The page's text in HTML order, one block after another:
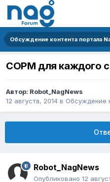
Обсуждение контента портала
СОРМ для каждого
Автор: Robot_NagNews
12 августа, 2014 в Обсуждение
Robot_NagNews
Опубликовано 12